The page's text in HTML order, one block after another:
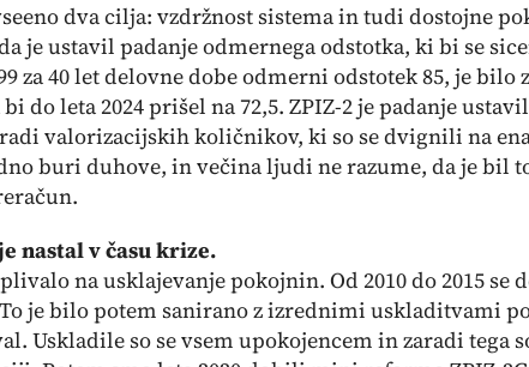
dva cilja: vzdržnost sistema in tudi dostojne
je ustavil padanje odmernega odstotka, ki bi se
za 40 let delovne dobe odmerni odstotek 85, je bilo
do leta 2024 prišel na 72,5. ZPIZ-2 je padanje
valorizacijskih količnikov, ki so se dvignili na
buri duhove, in večina ljudi ne razume, da je bil
nastal v času krize.
na usklajevanje pokojnin. Od 2010 do 2015 se
je bilo potem sanirano z izrednimi uskladitvami
Uskladile so se vsem upokojencem in zaradi tega